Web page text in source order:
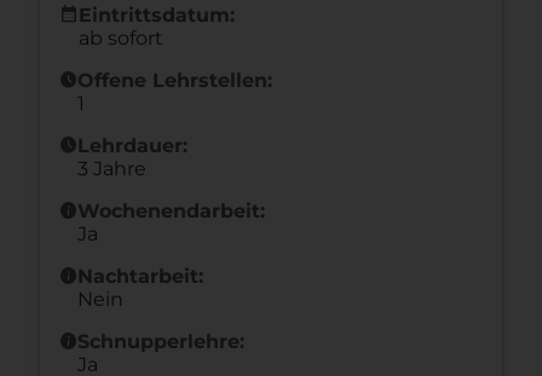
calendar_month Eintrittsdatum:
ab sofort
scheduleOffene Lehrstellen:
1
scheduleLehrdauer:
3 Jahre
infoWochenendarbeit:
Ja
infoNachtarbeit:
Nein
infoSchnupperlehre:
Ja